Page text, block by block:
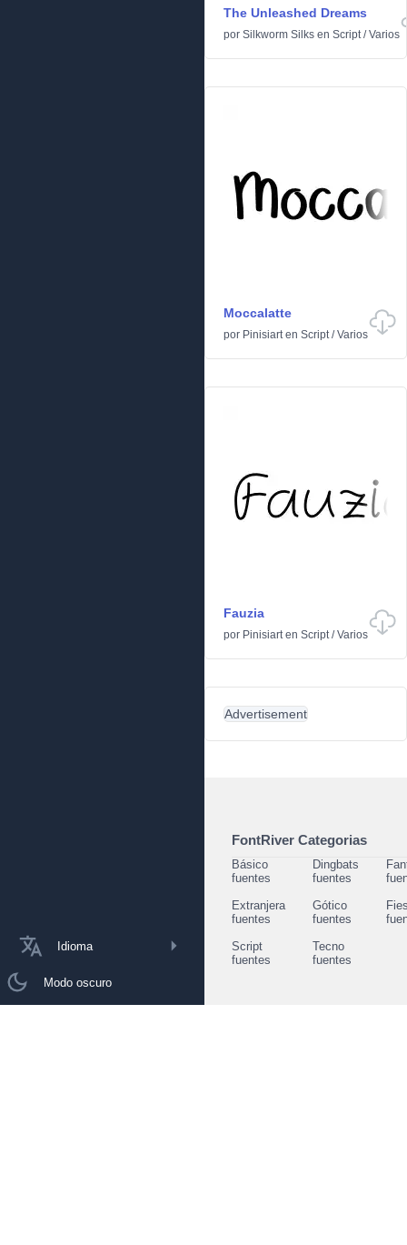
Idioma
Modo oscuro
The Unleashed Dreams
por Silkworm Silks en Script/Varios
Moccalatte
por Pinisiarten Script/Varios
Fauzia
por Pinisiarten Script/Varios
Advertisement
FontRiver Categorias
Básico
fuentes
Dingbats
fuentes
Extranjera
fuentes
Gótico
fuentes
Script
fuentes
Tecno
fuentes